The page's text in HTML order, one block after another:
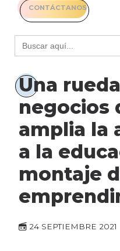
CONTÁCTANOS
Buscar:
Una
negocios
amplia la
a la
montaje
24 SEPTIEMBRE 2021